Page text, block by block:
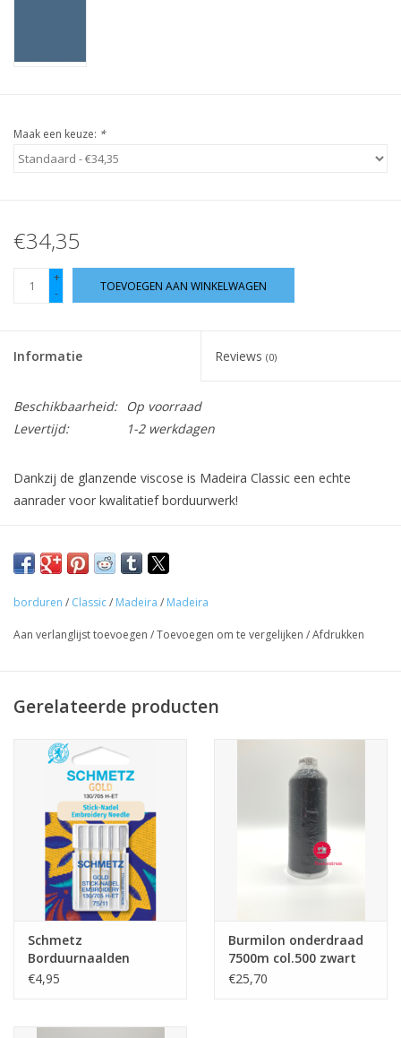
Maak een keuze: *
€34,35
+
-
TOEVOEGEN AAN WINKELWAGEN
Informatie Reviews (0)
Beschikbaarheid:
Op voorraad
Levertijd:
1-2 werkdagen
Dankzij de glanzende viscose is Madeira Classic een echte
aanrader voor kwalitatief borduurwerk!
met Burmilon op de onderdraad maar ook als bovendraad op
de gewone naaimachine. Op de huishoudnaaimachine kan dit
garen gestikt worden met een borduurnaald dikte 75 of een
andere patronen mee stikken dat mag glanzen.
Looplengte: 5000m
borduren / Classic/ Madeira / Madeira
Aan verlanglijst toevoegen /Toevoegen om te vergelijken /Afdrukken
Gerelateerde producten
Schmetz
Borduurnaalden
130/705 H-ET 75/11
€4,95
Burmilon onderdraad
7500m col.500 zwart
€25,70